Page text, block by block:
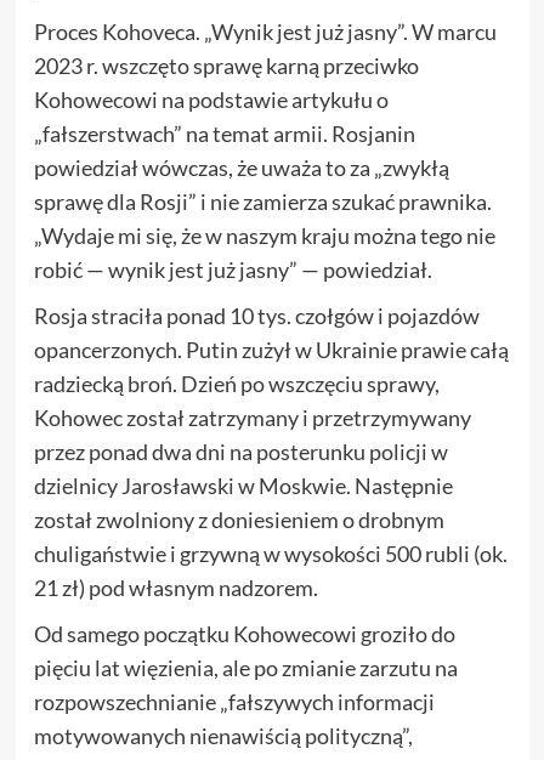
Proces Kohoveca. „Wynik jest już jasny”. W marcu
2023 r. wszczęto sprawę karną przeciwko
Kohowecowi na podstawie artykułu o
„fałszerstwach” na temat armii. Rosjanin
powiedział wówczas, że uważa to za „zwykłą
sprawę dla Rosji” i nie zamierza szukać prawnika.
„Wydaje mi się, że w naszym kraju można tego nie
robić — wynik jest już jasny” — powiedział.
Rosja straciła ponad 10 tys. czołgów i pojazdów
opancerzonych. Putin zużył w Ukrainie prawie całą
radziecką broń. Dzień po wszczęciu sprawy,
Kohowec został zatrzymany i przetrzymywany
przez ponad dwa dni na posterunku policji w
dzielnicy Jarosławski w Moskwie. Następnie
został zwolniony z doniesieniem o drobnym
chuligaństwie i grzywną w wysokości 500 rubli (ok.
21 zł) pod własnym nadzorem.
Od samego początku Kohowecowi groziło do
pięciu lat więzienia, ale po zmianie zarzutu na
rozpowszechnianie „fałszywych informacji
motywowanych nienawiścią polityczną”,